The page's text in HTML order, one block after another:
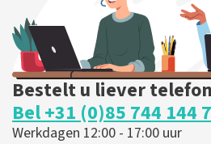
Bestelt u liever
Bel +31 (0)85 744 144 7
Werkdagen 12:00 - 17:00 uur